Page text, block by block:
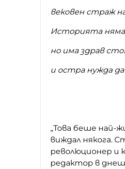
вековен страж
Историята няма
но има здрав
и остра нужда
„Това беше най-
виждал някога.
революционер и
редактор в